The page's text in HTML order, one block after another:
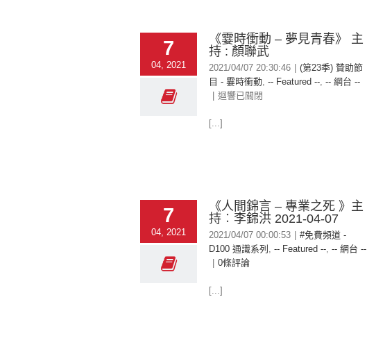
7
04, 2021
《霎時衝動 – 夢見青春》 主
持 : 顏聯武
2021/04/07 20:30:46
(第23季) 贊助節
目 - 霎時衝動, -- Featured --, -- 網台 --
迴響已關閉
[...]
7
04, 2021
《人間錦言 – 專業之死 》主
持︰李錦洪 2021-04-07
2021/04/07 00:00:53
#免費頻道 -
D100 通識系列 , -- Featured --, -- 網台 --
0條評論
[...]